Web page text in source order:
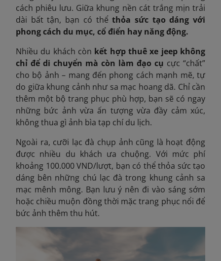
cách phiêu lưu. Giữa khung nền cát trắng mịn trải
dài bất tận, bạn có thểthỏa sức tạo dáng với
phong cách du mục, cổ điển hay năng động.
Nhiều du khách còn kết hợp thuê xe jeep không
chỉ để di chuyển mà còn làm đạo cụ cực “chất”
cho bộ ảnh – mang đến phong cách mạnh mẽ, tự
do giữa khung cảnh như sa mạc hoang dã. Chỉ cần
thêm một bộ trang phục phù hợp, bạn sẽ có ngay
những bức ảnh vừa ấn tượng vừa đầy cảm xúc,
không thua gì ảnh bìa tạp chí du lịch.
Ngoài ra, cưỡi lạc đà chụp ảnh cũng là hoạt động
được nhiều du khách ưa chuộng. Với mức phí
khoảng 100.000 VND/lượt, bạn có thể thỏa sức tạo
dáng bên những chú lạc đà trong khung cảnh sa
mạc mênh mông. Bạn lưu ý nên đi vào sáng sớm
hoặc chiều muộn đồng thời mặc trang phục nổi để
bức ảnh thêm thu hút.